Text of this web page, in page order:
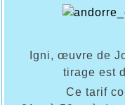
Igni, œuvre de
tirage est
Ce tarif